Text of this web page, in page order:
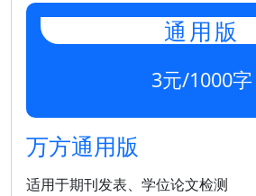
通用版
3元/1000字
万方通用版
适用于期刊发表、学位论文检测